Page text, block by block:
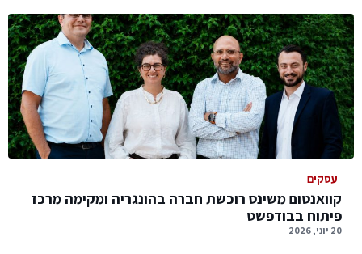
עסקים
קוואנטום משינס רוכשת חברה בהונגריה ומקימה מרכז
פיתוח בבודפשט
20 יוני, 2026